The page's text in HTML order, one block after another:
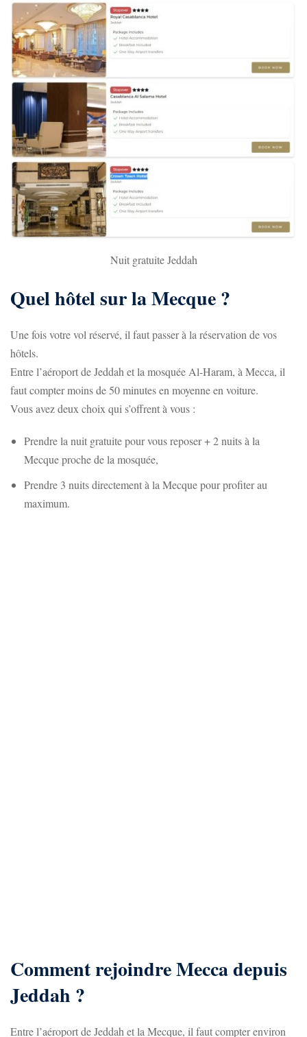
Nuit gratuite Jeddah
Quel hôtel sur la Mecque ?
Une fois votre vol réservé, il faut passer à la réservation de vos
hôtels.
Entre l’aéroport de Jeddah et la mosquée Al-Haram, à Mecca, il
faut compter moins de 50 minutes en moyenne en voiture.
Vous avez deux choix qui s’offrent à vous :
Prendre la nuit gratuite pour vous reposer + 2 nuits à la
Mecque proche de la mosquée,
Prendre 3 nuits directement à la Mecque pour profiter au
maximum.
Comment rejoindre Mecca depuis
Jeddah ?
Entre l’aéroport de Jeddah et la Mecque, il faut compter environ